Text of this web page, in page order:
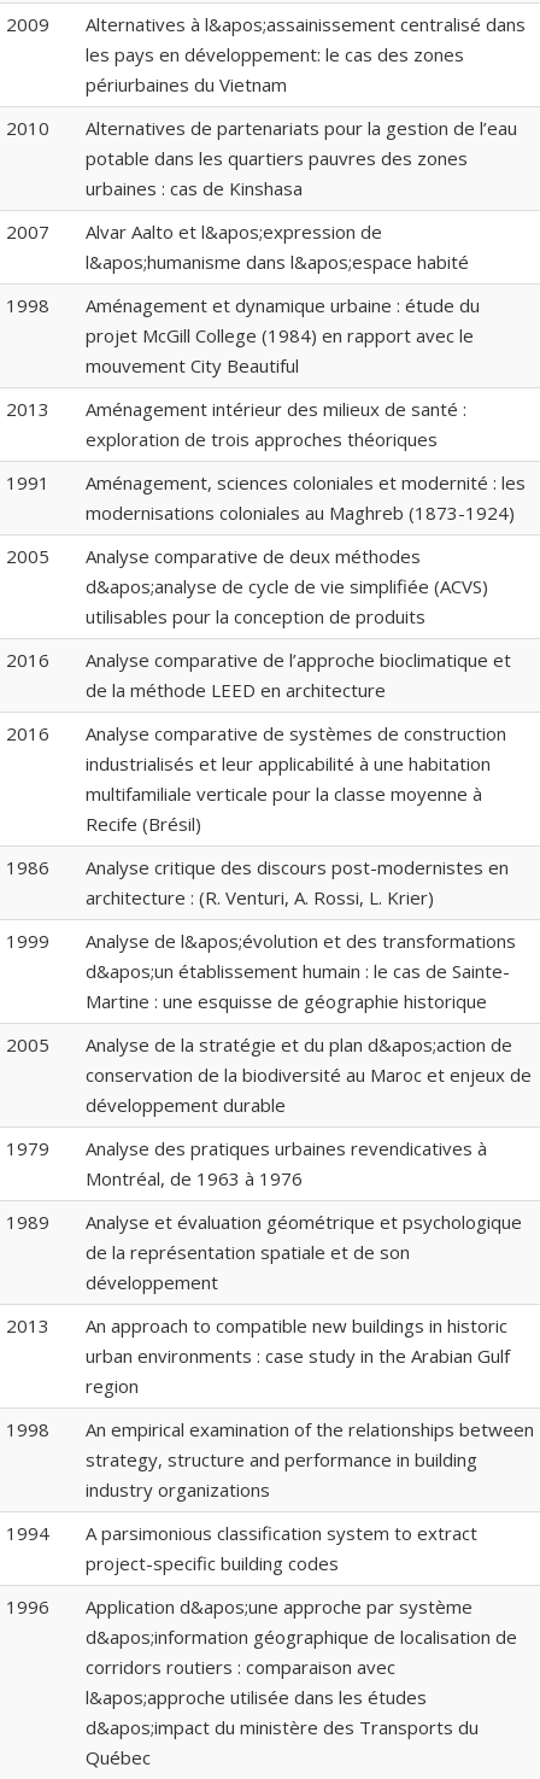
2009
Alternatives à l&apos;assainissement centralisé dans
les pays en développement: le cas des zones
périurbaines du Vietnam
2010
Alternatives de partenariats pour la gestion de l’eau
potable dans les quartiers pauvres des zones
urbaines : cas de Kinshasa
2007
Alvar Aalto et l&apos;expression de
l&apos;humanisme dans l&apos;espace habité
1998
Aménagement et dynamique urbaine : étude du
projet McGill College (1984) en rapport avec le
mouvement City Beautiful
2013
Aménagement intérieur des milieux de santé :
exploration de trois approches théoriques
1991
Aménagement, sciences coloniales et modernité : les
modernisations coloniales au Maghreb (1873-1924)
2005
Analyse comparative de deux méthodes
d&apos;analyse de cycle de vie simplifiée (ACVS)
utilisables pour la conception de produits
2016
Analyse comparative de l’approche bioclimatique et
de la méthode LEED en architecture
2016
Analyse comparative de systèmes de construction
industrialisés et leur applicabilité à une habitation
multifamiliale verticale pour la classe moyenne à
Recife (Brésil)
1986
Analyse critique des discours post-modernistes en
architecture : (R. Venturi, A. Rossi, L. Krier)
1999
Analyse de l&apos;évolution et des transformations
d&apos;un établissement humain : le cas de Sainte-
Martine : une esquisse de géographie historique
2005
Analyse de la stratégie et du plan d&apos;action de
conservation de la biodiversité au Maroc et enjeux de
développement durable
1979
Analyse des pratiques urbaines revendicatives à
Montréal, de 1963 à 1976
1989
Analyse et évaluation géométrique et psychologique
de la représentation spatiale et de son
développement
2013
An approach to compatible new buildings in historic
urban environments : case study in the Arabian Gulf
region
1998
An empirical examination of the relationships between
strategy, structure and performance in building
industry organizations
1994
A parsimonious classification system to extract
project-specific building codes
1996
Application d&apos;une approche par système
d&apos;information géographique de localisation de
corridors routiers : comparaison avec
l&apos;approche utilisée dans les études
d&apos;impact du ministère des Transports du
Québec